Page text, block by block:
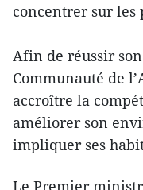
concentrer sur les
Afin de réussir
Communauté de
accroître la
améliorer son
impliquer ses
Le Premier